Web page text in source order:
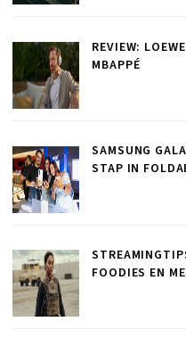
REVIEW:
MBAPPÉ
SAMSUNG
STAP IN
FOODIES EN